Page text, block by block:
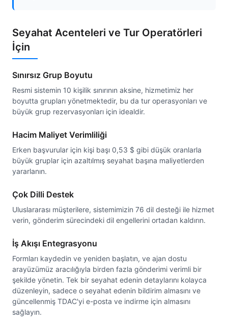
Seyahat Acenteleri ve Tur Operatörleri
İçin
Sınırsız Grup Boyutu
Resmi sistemin 10 kişilik sınırının aksine, hizmetimiz her
boyutta grupları yönetmektedir, bu da tur operasyonları ve
büyük grup rezervasyonları için idealdir.
Hacim Maliyet Verimliliği
Erken başvurular için kişi başı 0,53 $ gibi düşük oranlarla
büyük gruplar için azaltılmış seyahat başına maliyetlerden
yararlanın.
Çok Dilli Destek
Uluslararası müşterilere, sistemimizin 76 dil desteği ile hizmet
verin, gönderim sürecindeki dil engellerini ortadan kaldırın.
İş Akışı Entegrasyonu
Formları kaydedin ve yeniden başlatın, ve ajan dostu
arayüzümüz aracılığıyla birden fazla gönderimi verimli bir
şekilde yönetin. Tek bir seyahat edenin detaylarını kolayca
düzenleyin, sadece o seyahat edenin bildirim almasını ve
güncellenmiş TDAC'yi e-posta ve indirme için almasını
sağlayın.